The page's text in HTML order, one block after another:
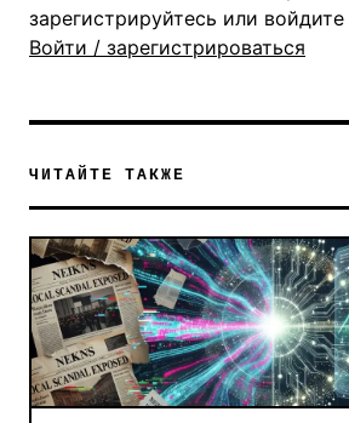
зарегистрируйтесь или войдите
Войти / зарегистрироваться
ЧИТАЙТЕ ТАКЖЕ